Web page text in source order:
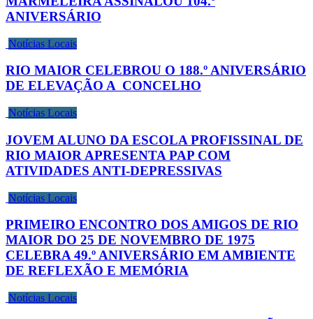
ANIVERSÁRIO
Notícias Locais
RIO MAIOR CELEBROU O 188.º ANIVERSÁRIO
DE ELEVAÇÃO A CONCELHO
Notícias Locais
JOVEM ALUNO DA ESCOLA PROFISSINAL DE
RIO MAIOR APRESENTA PAP COM
ATIVIDADES ANTI-DEPRESSIVAS
Notícias Locais
PRIMEIRO ENCONTRO DOS AMIGOS DE RIO
MAIOR DO 25 DE NOVEMBRO DE 1975
CELEBRA 49.º ANIVERSÁRIO EM AMBIENTE
DE REFLEXÃO E MEMÓRIA
Notícias Locais